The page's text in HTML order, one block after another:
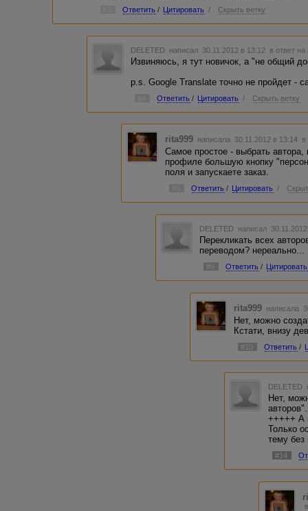
Ответить / Цитировать / Скрыть ветку
DELETED написал 30.11.2012 в 13:12 в ответ на
Извиняюсь, я тут новичок, а "не общий
p.s. Google Translate точно не пройдет -
Ответить / Цитировать / Скрыть ветку
rita999 написала 30.11.2012 в 13:14 в
Самое простое - выбрать автора,
профиле большую кнопку
поля и запускаете заказ.
Ответить / Цитировать /
DELETED написал
Перекликать всех
переводом? нереально...
#9 Ответить / Цитировать
rita999 написала
Нет, можно
Кстати, внизу
#10 Ответить /
DELETED
Нет,
авторов".
+++++ А
Только
тему без
#14